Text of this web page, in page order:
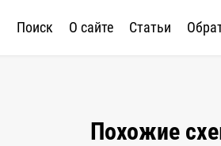
Поиск О сайте Статьи
Похожие